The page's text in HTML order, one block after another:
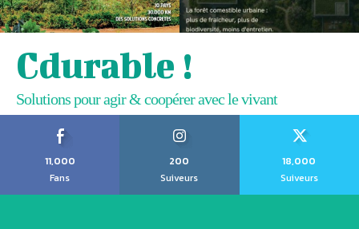
Cdurable !
Solutions pour agir & coopérer avec le vivant
11,000
Fans
200
Suiveurs
18,000
Suiveurs